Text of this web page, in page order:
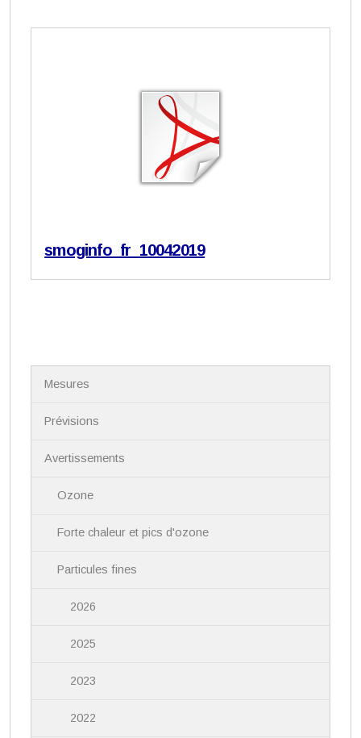
smoginfo_fr_10042019
Mesures
Prévisions
Avertissements
Ozone
Forte chaleur et pics d'ozone
Particules fines
2026
2025
2023
2022